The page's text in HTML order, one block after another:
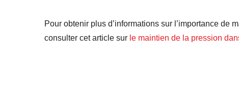
Pour obtenir plus d’informations sur l’importance de
consulter cet article sur le maintien de la pression